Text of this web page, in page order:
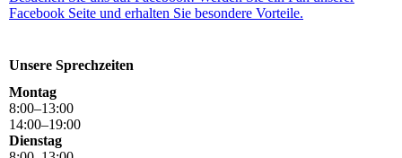
Facebook Seite und erhalten Sie besondere Vorteile.
Unsere Sprechzeiten
Montag
8:00–13:00
14:00–19:00
Dienstag